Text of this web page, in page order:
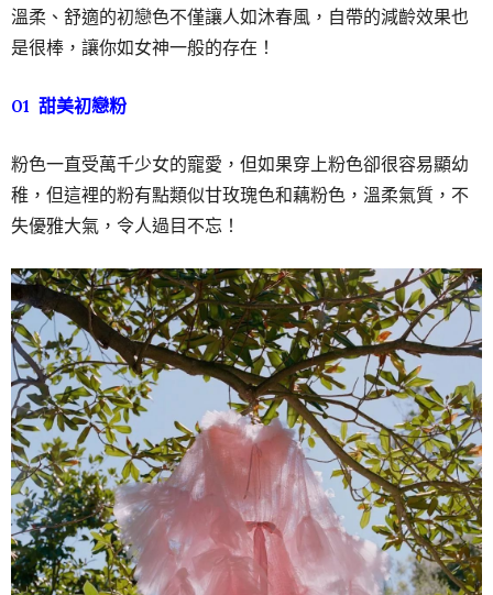
溫柔、舒適的初戀色不僅讓人如沐春風，自帶的減齡效果也
是很棒，讓你如女神一般的存在！
01 甜美初戀粉
粉色一直受萬千少女的寵愛，但如果穿上粉色卻很容易顯幼
稚，但這裡的粉有點類似甘玫瑰色和藕粉色，溫柔氣質，不
失優雅大氣，令人過目不忘！